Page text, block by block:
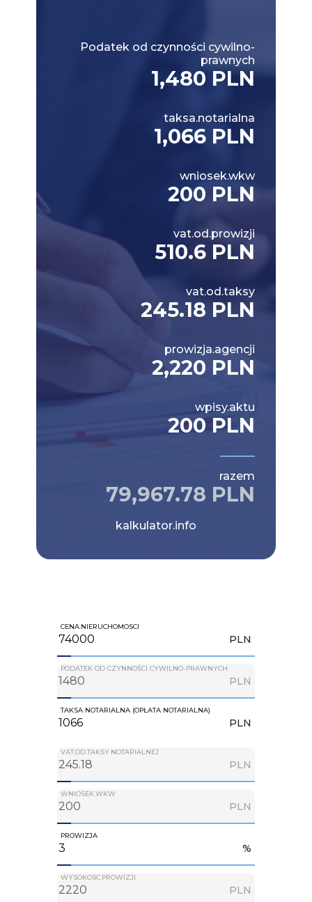
Podatek od czynności cywilno-
prawnych
1,480 PLN
taksa.notarialna
1,066 PLN
wniosek.wkw
200 PLN
vat.od.prowizji
510.6 PLN
vat.od.taksy
245.18 PLN
prowizja.agencji
2,220 PLN
wpisy.aktu
200 PLN
razem
79,967.78 PLN
kalkulator.info
CENA.NIERUCHOMOSCI
PLN
PODATEK OD CZYNNOŚCI CYWILNO-PRAWNYCH
PLN
TAKSA NOTARIALNA (OPŁATA NOTARIALNA)
PLN
VAT.OD.TAKSY.NOTARIALNEJ
PLN
WNIOSEK.WKW
PLN
PROWIZJA
%
WYSOKOSC.PROWIZJI
PLN